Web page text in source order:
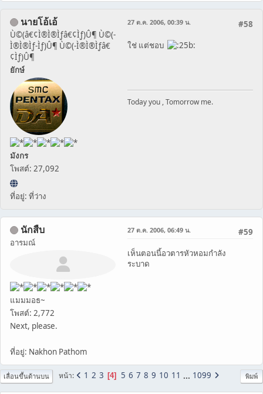
นายโอ้เอ้
Ù©(â€¢Ì®Ì®Ìƒâ€¢Ìƒ)Û¶ Ù©(-
Ì®Ì®Ìƒ-Ìƒ)Û¶ Ù©(-Ì®Ì®Ìƒâ€
¢Ìƒ)Û¶
ยักษ์
มังกร
โพสต์: 27,092
ที่อยู่: ที่ว่าง
#58
27 ต.ค. 2006, 00:39 น.
ใช่ แต่ชอบ
Today you , Tomorrow me.
นักสืบ
อารมณ์
แมมมอธ~
โพสต์: 2,772
Next, please.
ที่อยู่: Nakhon Pathom
#59
27 ต.ค. 2006, 06:49 น.
เห็นตอนนี้อวตารหัวหอมกำลัง
ระบาด
พิมพ์
เลื่อนขึ้นด้านบน หน้า 1 2 3 4 5 6 7 8 9 10 11 ... 1099